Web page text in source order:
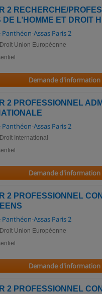
2 RECHERCHE/
DE L’HOMME ET DROIT
Assas Paris 2
Droit Union Européenne
Demande d'information
2 PROFESSIONNEL
Assas Paris 2
Droit International
Demande d'information
2 PROFESSIONNEL
Assas Paris 2
Droit Union Européenne
Demande d'information
2 PROFESSIONNEL